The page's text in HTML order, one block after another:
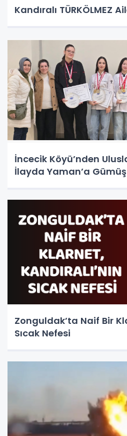
Kandıralı TÜRKÖLMEZ
İncecik Köyü’nden
İlayda Yaman’a
Zonguldak’ta Naif Bir
Sıcak Nefesi